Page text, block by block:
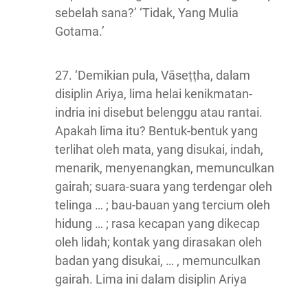
sebelah sana?’ ‘Tidak, Yang Mulia
Gotama.’
27. ‘Demikian pula, Vāseṭṭha, dalam
disiplin Ariya, lima helai kenikmatan-
indria ini disebut belenggu atau rantai.
Apakah lima itu? Bentuk-bentuk yang
terlihat oleh mata, yang disukai, indah,
menarik, menyenangkan, memunculkan
gairah; suara-suara yang terdengar oleh
telinga … ; bau-bauan yang tercium oleh
hidung … ; rasa kecapan yang dikecap
oleh lidah; kontak yang dirasakan oleh
badan yang disukai, … , memunculkan
gairah. Lima ini dalam disiplin Ariya